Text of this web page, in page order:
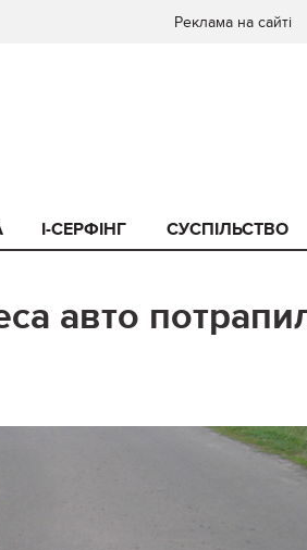
Реклама на сайті
I-СЕРФІНГ СУСПІЛЬСТВО
авто